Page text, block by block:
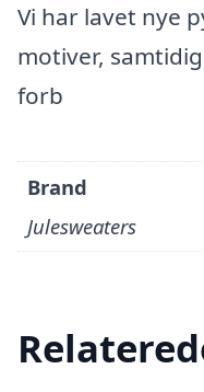
Vi har lavet nye
motiver,
forb
Brand
Julesweaters